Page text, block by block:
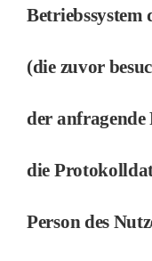
Betriebssystem
(die zuvor
der
die
Person des